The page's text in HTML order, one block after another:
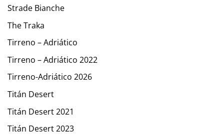
Strade Bianche
The Traka
Tirreno – Adriático
Tirreno – Adriático 2022
Tirreno-Adriático 2026
Titán Desert
Titán Desert 2021
Titán Desert 2023